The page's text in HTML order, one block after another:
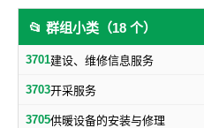
📂 群组小类（18 个）
3701建设、维修信息服务
3703开采服务
3705供暖设备的安装与修理